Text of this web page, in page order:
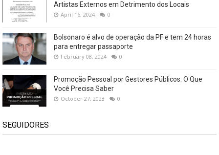
Artistas Externos em Detrimento dos Locais
April 16, 2024 0
Bolsonaro é alvo de operação da PF e tem 24 horas
para entregar passaporte
February 08, 2024 0
Promoção Pessoal por Gestores Públicos: O Que
Você Precisa Saber
October 27, 2023 0
SEGUIDORES